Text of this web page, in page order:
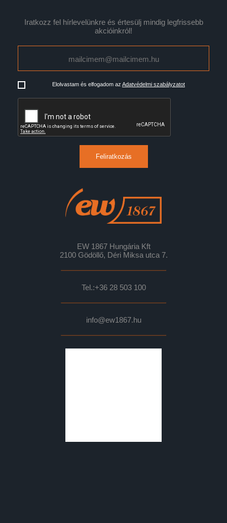
Iratkozz fel hírlevelünkre és értesülj mindig legfrissebb
akcióinkról!
Elolvastam és elfogadom az Adatvédelmi szabályzatot
Feliratkozás
EW 1867 Hungária Kft
2100 Gödöllő, Déri Miksa utca 7.
Tel.:+36 28 503 100
info@ew1867.hu